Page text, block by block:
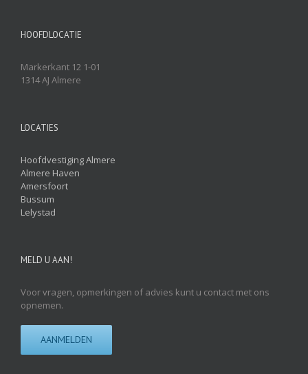
HOOFDLOCATIE
Markerkant 12 1-01
1314 AJ Almere
LOCATIES
Hoofdvestiging Almere
Almere Haven
Amersfoort
Bussum
Lelystad
MELD U AAN!
Voor vragen, opmerkingen of advies kunt u contact met ons
opnemen.
AANMELDEN